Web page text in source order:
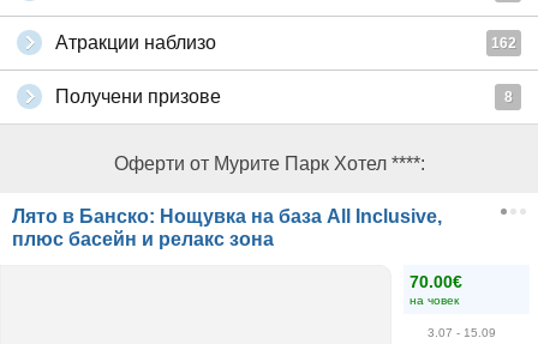
Атракции наблизо 162
Получени призове 8
Оферти от Мурите Парк Хотел ****:
Лято в Банско: Нощувка на база All Inclusive,
плюс басейн и релакс зона
70.00€
на човек
3.07 - 15.09